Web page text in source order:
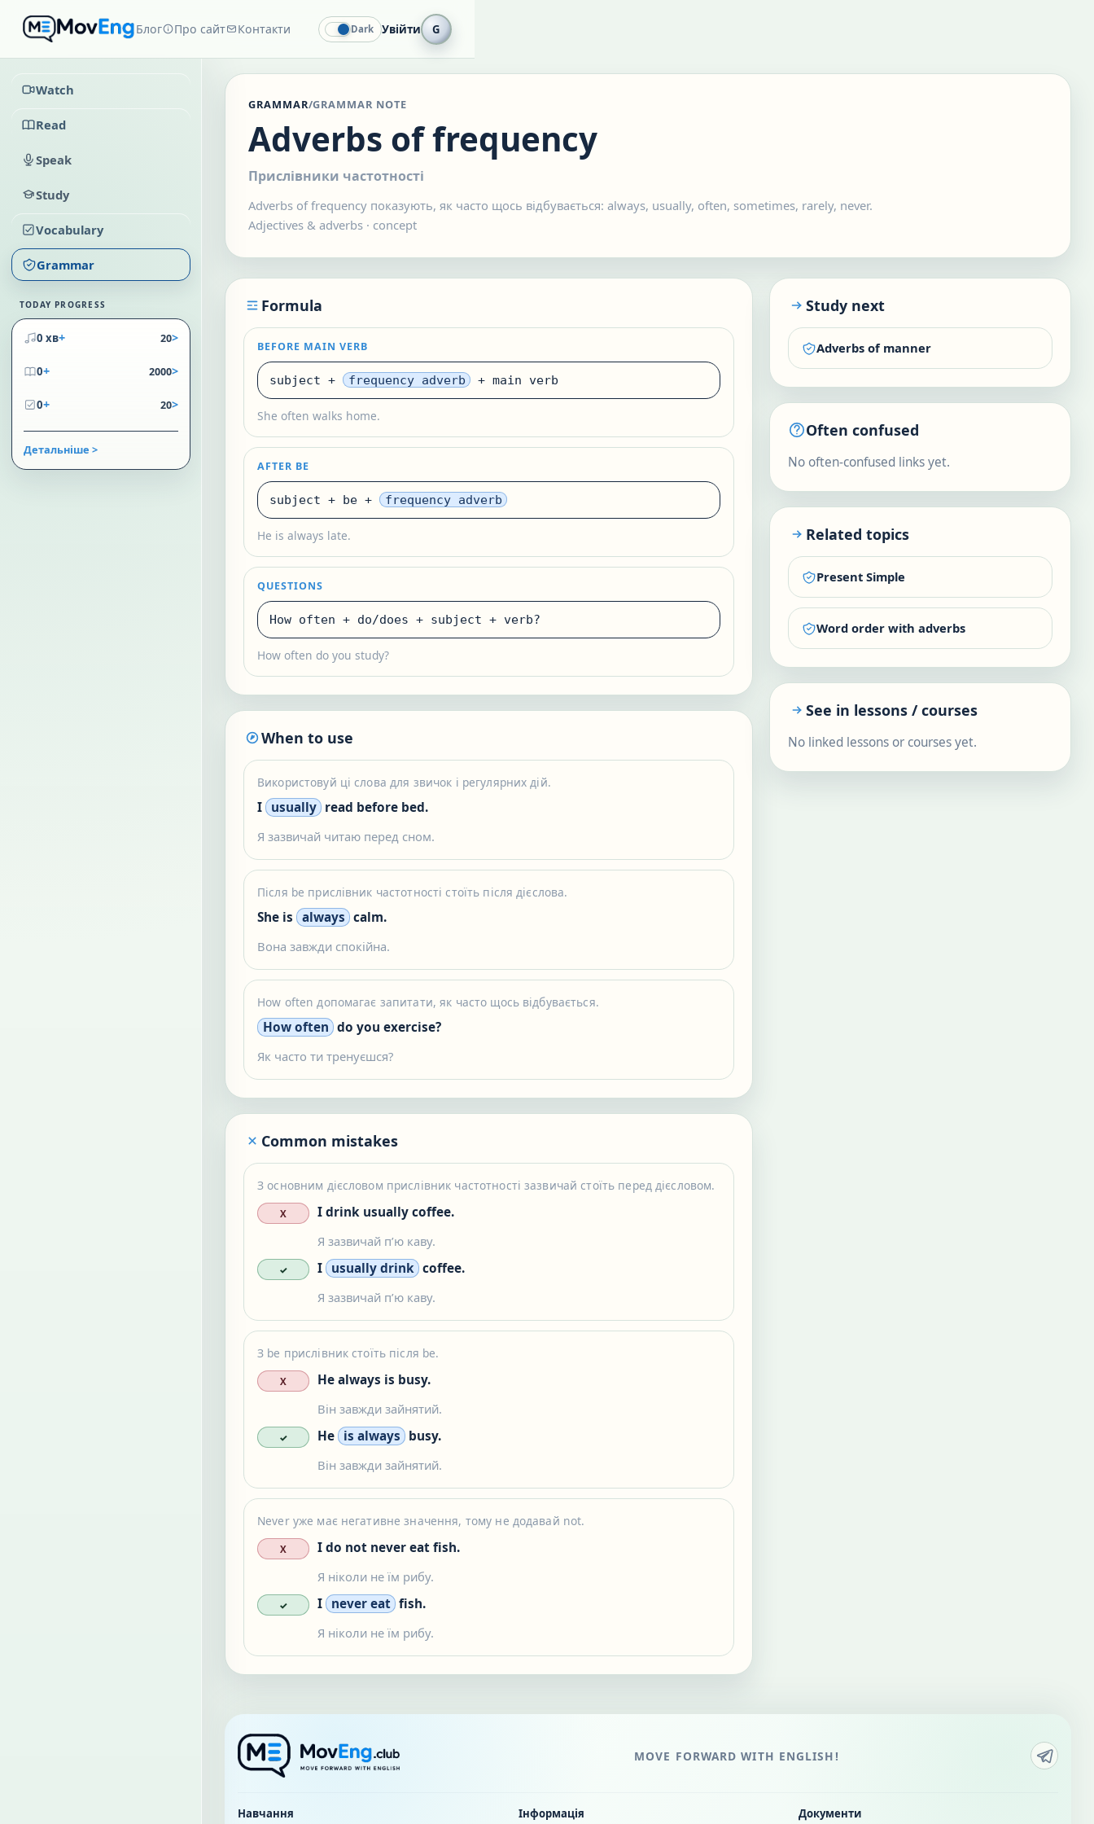
Блог Про сайт Контакти Dark Увійти G
Watch
Read
Speak
Study
Vocabulary
Grammar
TODAY PROGRESS
0 хв+ 20>
0+ 2000>
0+ 20>
Детальніше >
GRAMMAR/GRAMMAR NOTE
Adverbs of frequency
Прислівники частотності
Adverbs of frequency показують, як часто щось відбувається: always, usually, often, sometimes, rarely, never.
Adjectives & adverbs · concept
Formula
BEFORE MAIN VERB
subject + frequency adverb + main verb
She often walks home.
AFTER BE
subject + be + frequency adverb
He is always late.
QUESTIONS
How often + do/does + subject + verb?
How often do you study?
When to use
Використовуй ці слова для звичок і регулярних дій.
I usually read before bed.
Я зазвичай читаю перед сном.
Після be прислівник частотності стоїть після дієслова.
She is always calm.
Вона завжди спокійна.
How often допомагає запитати, як часто щось відбувається.
How often do you exercise?
Як часто ти тренуєшся?
Common mistakes
З основним дієсловом прислівник частотності зазвичай стоїть перед дієсловом.
X I drink usually coffee.
Я зазвичай пʼю каву.
✓ I usually drink coffee.
Я зазвичай пʼю каву.
З be прислівник стоїть після be.
X He always is busy.
Він завжди зайнятий.
✓ He is always busy.
Він завжди зайнятий.
Never уже має негативне значення, тому не додавай not.
X I do not never eat fish.
Я ніколи не їм рибу.
✓ I never eat fish.
Я ніколи не їм рибу.
Study next
Adverbs of manner
Often confused
No often-confused links yet.
Related topics
Present Simple
Word order with adverbs
See in lessons / courses
No linked lessons or courses yet.
MOVE FORWARD WITH ENGLISH!
Навчання Інформація Документи